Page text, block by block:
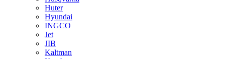
Huter
Hyundai
INGCO
Jet
JIB
Kaltman